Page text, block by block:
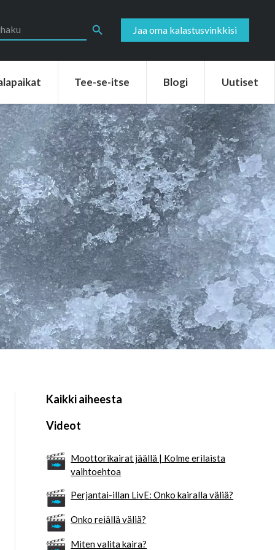
Jaa oma kalastusvinkkisi
Tee-se-itse Blogi Uutiset
Kaikki aiheesta
Videot
Moottorikairat jäällä | Kolme erilaista
vaihtoehtoa
Perjantai-illan LivE: Onko kairalla väliä?
Onko reiällä väliä?
Miten valita kaira?
Blogi Uutiset